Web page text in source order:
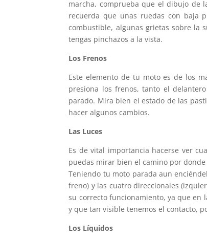
marcha, comprueba que el dibujo de
recuerda que unas ruedas con baja
combustible, algunas grietas sobre la
tengas pinchazos a la vista.
Los Frenos
Este elemento de tu moto es de los
presiona los frenos, tanto el
parado. Mira bien el estado de las
hacer algunos cambios.
Las Luces
Es de vital importancia hacerse ver
puedas mirar bien el camino por
Teniendo tu moto parada aun
freno) y las cuatro direccionales
su correcto funcionamiento, ya que en
y que tan visible tenemos el contacto,
Los Líquidos